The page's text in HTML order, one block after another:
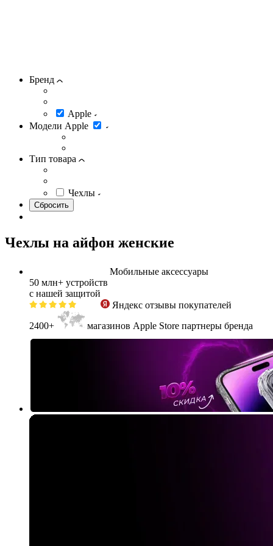
Бренд
Apple
Модели Apple
Тип товара
Чехлы
Чехлы на айфон женские
Мобильные аксессуары
50 млн+ устройств
с нашей защитой
Яндекс отзывы покупателей
2400+
магазинов Apple Store партнеры бренда